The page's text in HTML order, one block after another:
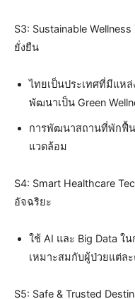
S3: Sustainable
ยั่งยืน
ไทยเป็นประเทศที่มีแห
พัฒนาเป็น Green
การพัฒนาสถานที่พักฟื้
แวดล้อม
S4: Smart Healthcare
อัจฉริยะ
ใช้ AI และ Big Data ใ
เหมาะสมกับผู้ป่วยแต่ล
S5: Safe & Trusted